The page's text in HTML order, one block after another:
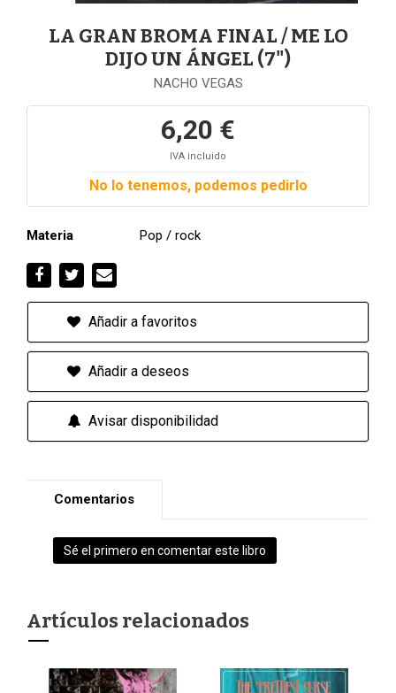
LA GRAN BROMA FINAL / ME LO
DIJO UN ÁNGEL (7")
NACHO VEGAS
6,20 €
IVA incluido
No lo tenemos, podemos pedirlo
Materia Pop / rock
Añadir a favoritos
Añadir a deseos
Avisar disponibilidad
Comentarios
Sé el primero en comentar este libro
Artículos relacionados